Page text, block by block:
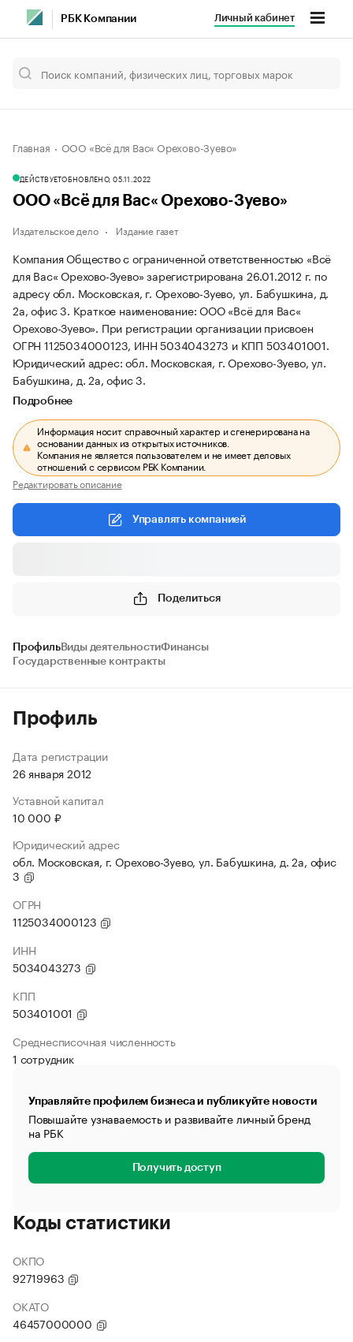
РБК Компании Личный кабинет
Главная ООО «Всё для Вас« Орехово-Зуево»
ДЕЙСТВУЕТОБНОВЛЕНО, 05.11.2022
ООО «Всё для Вас« Орехово-Зуево»
Издательское дело Издание газет
Компания Общество с ограниченной ответственностью «Всё
для Вас« Орехово-Зуево» зарегистрирована 26.01.2012 г. по
адресу обл. Московская, г. Орехово-Зуево, ул. Бабушкина, д.
2а, офис 3. Краткое наименование: ООО «Всё для Вас«
Орехово-Зуево». При регистрации организации присвоен
ОГРН 1125034000123, ИНН 5034043273 и КПП 503401001.
Юридический адрес: обл. Московская, г. Орехово-Зуево, ул.
Бабушкина, д. 2а, офис 3.
Подробнее
Информация носит справочный характер и сгенерирована на
основании данных из открытых источников.
Компания не является пользователем и не имеет деловых
отношений с сервисом РБК Компании.
Редактировать описание
Управлять компанией
Поделиться
ПрофильВиды деятельностиФинансы
Государственные контракты
Профиль
Дата регистрации
26 января 2012
Уставной капитал
10 000 ₽
Юридический адрес
обл. Московская, г. Орехово-Зуево, ул. Бабушкина, д. 2а, офис
3
ОГРН
1125034000123
ИНН
5034043273
КПП
503401001
Среднесписочная численность
1 сотрудник
Управляйте профилем бизнеса и публикуйте новости
Повышайте узнаваемость и развивайте личный бренд
на РБК
Получить доступ
Коды статистики
ОКПО
92719963
ОКАТО
46457000000